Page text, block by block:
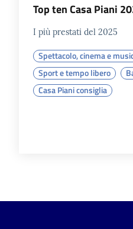
Top ten Casa Piani
I più prestati del 2025
Spettacolo, cinema e
Sport e tempo libero
Casa Piani consiglia